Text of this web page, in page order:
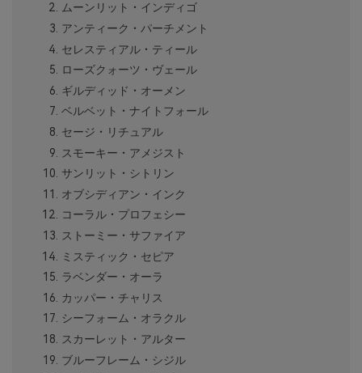
ムーンリット・インディゴ
アンティーク・パーチメント
セレスティアル・ティール
ローズクォーツ・ヴェール
ギルディッド・オーメン
ベルベット・ナイトフォール
セージ・リチュアル
スモーキー・アメジスト
サンリット・シトリン
オブシディアン・インク
コーラル・プロフェシー
ストーミー・サファイア
ミスティック・セピア
ラベンダー・オーラ
カッパー・チャリス
シーフォーム・オラクル
スカーレット・アルター
ブルーフレーム・シジル